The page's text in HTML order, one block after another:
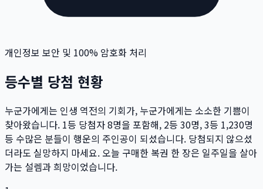
개인정보 보안 및 100% 암호화 처리
등수별 당첨 현황
누군가에게는 인생 역전의 기회가, 누군가에게는 소소한 기쁨이
찾아왔습니다. 1등 당첨자8명을 포함해, 2등 30명, 3등 1,230명
등 수많은 분들이 행운의 주인공이 되셨습니다. 당첨되지 않으셨
더라도 실망하지 마세요. 오늘 구매한 복권 한 장은 일주일을 살아
가는 설렘과 희망이었습니다.